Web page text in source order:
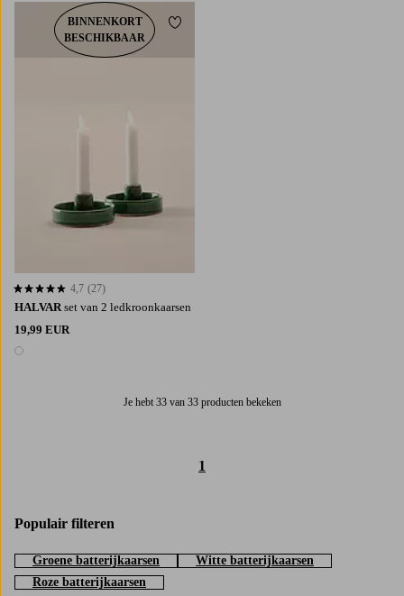
HALVAR set van 2 ledkroonkaarsen
19,99 EUR
1 kleur
4,7 op basis van 27 beoordelingen
4,7 (27)
BINNENKORT
BESCHIKBAAR
Toevoegen aan favorieten
Je hebt 33 van 33 producten bekeken
1
Populair filteren
Groene batterijkaarsen
Witte batterijkaarsen
Roze batterijkaarsen